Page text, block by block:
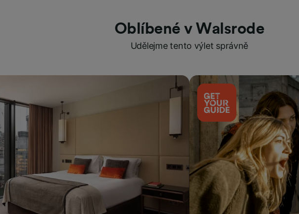
Oblíbené v Walsrode
Udělejme tento výlet správně